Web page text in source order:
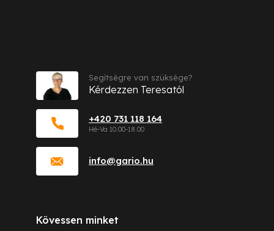
info@gario.hu
+420 731 118 164
Segítségre van szüksége?
Kérdezzen Teresatól
Kövessen minket